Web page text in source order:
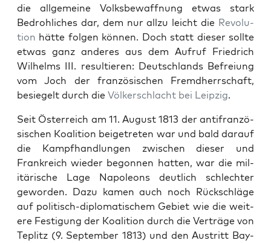
die all­ge­meine Volks­be­waffnung etwas stark
Bedrohlich­es dar, dem nur allzu leicht die Rev­o­lu­
tion hätte fol­gen kön­nen. Doch statt dieser sollte
etwas ganz anderes aus dem Aufruf Friedrich
Wil­helms III. resul­tieren: Deutsch­lands Befreiung
vom Joch der franzö­sis­chen Fremd­herrschaft,
besiegelt durch die Völk­er­schlacht bei Leipzig.
Seit Öster­re­ich am 11. August 1813 der antifranzö­
sis­chen Koali­tion beige­treten war und bald darauf
die Kampfhand­lun­gen zwis­chen dieser und
Frankre­ich wieder begonnen hat­ten, war die mil­
itärische Lage Napoleons deut­lich schlechter
gewor­den. Dazu kamen auch noch Rückschläge
auf poli­tisch-diplo­ma­tis­chem Gebi­et wie die weit­
ere Fes­ti­gung der Koali­tion durch die Verträge von
Teplitz (9. Sep­tem­ber 1813) und den Aus­tritt Bay­